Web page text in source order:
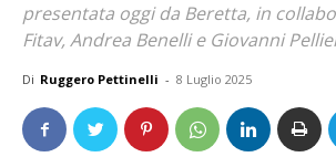
presentata oggi da Beretta, in
Fitav, Andrea Benelli e Giovanni
Di Ruggero Pettinelli - 8 Luglio 2025